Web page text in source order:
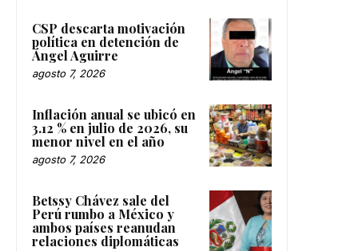
CSP descarta motivación
política en detención de
Ángel Aguirre
agosto 7, 2026
Inflación anual se ubicó en
3.12 % en julio de 2026, su
menor nivel en el año
agosto 7, 2026
Betssy Chávez sale del
Perú rumbo a México y
ambos países reanudan
relaciones diplomáticas